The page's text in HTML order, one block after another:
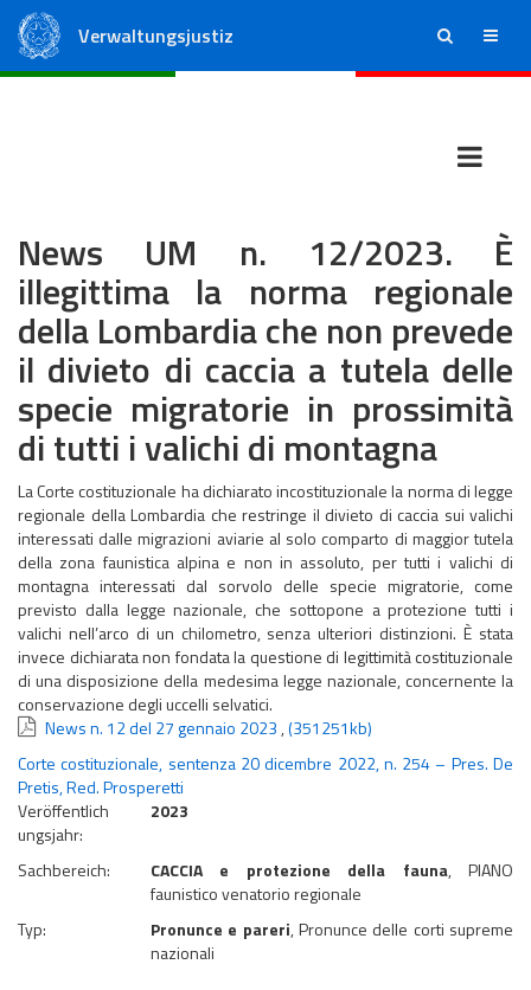
Verwaltungsjustiz ricerca menu
News UM n. 12/2023. È
illegittima la norma regionale
della Lombardia che non prevede
il divieto di caccia a tutela delle
specie migratorie in prossimità
di tutti i valichi di montagna
La Corte costituzionale ha dichiarato incostituzionale la norma di legge
regionale della Lombardia che restringe il divieto di caccia sui valichi
interessati dalle migrazioni aviarie al solo comparto di maggior tutela
della zona faunistica alpina e non in assoluto, per tutti i valichi di
montagna interessati dal sorvolo delle specie migratorie, come
previsto dalla legge nazionale, che sottopone a protezione tutti i
valichi nell’arco di un chilometro, senza ulteriori distinzioni. È stata
invece dichiarata non fondata la questione di legittimità costituzionale
di una disposizione della medesima legge nazionale, concernente la
conservazione degli uccelli selvatici.
News n. 12 del 27 gennaio 2023 ,(351251kb)
Corte costituzionale, sentenza 20 dicembre 2022, n. 254 – Pres. De
Pretis, Red. Prosperetti
Veröffentlich
ungsjahr:
2023
Sachbereich: CACCIA e protezione della fauna, PIANO
faunistico venatorio regionale
Typ:
Pronunce e pareri, Pronunce delle corti supreme
nazionali